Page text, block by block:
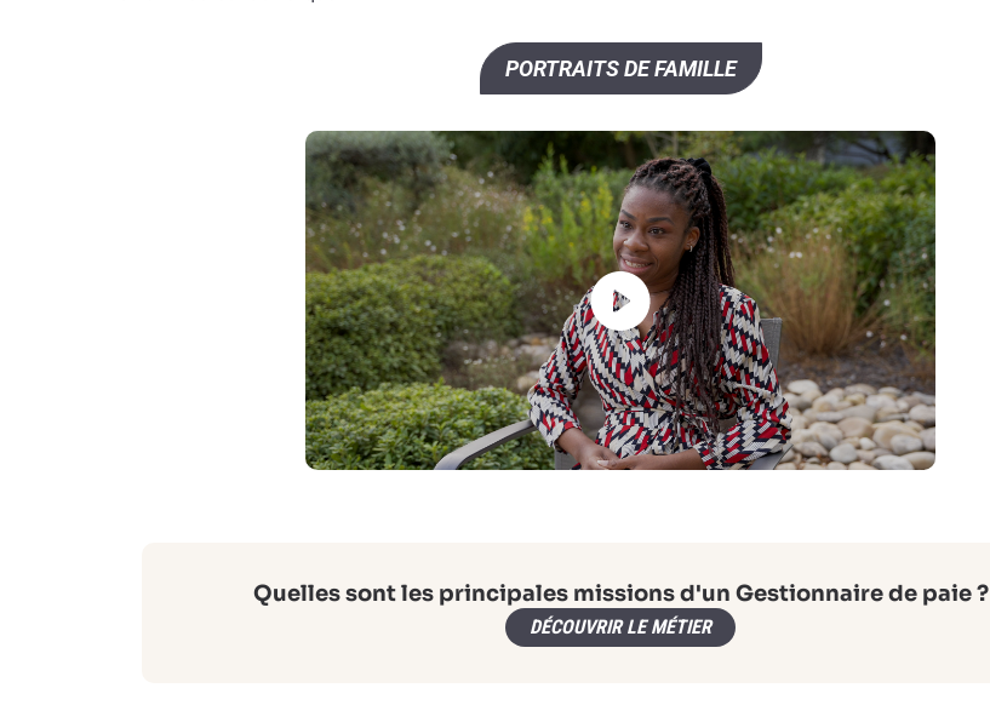
PORTRAITS DE FAMILLE
Quelles sont les principales missions d'un Gestionnaire de paie ?
DÉCOUVRIR LE MÉTIER